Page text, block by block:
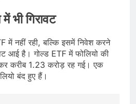
भी गिरावट
में नहीं रही, बल्कि इसमें निवेश करने
आई है। गोल्ड ETF में फोलियो की
करीब 1.23 करोड़ रह गई। एक
बंद हुए हैं।